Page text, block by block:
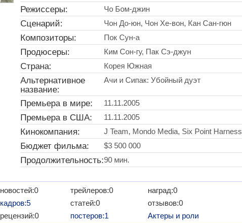
Режиссеры: Чо Бом-джин
Сценарий: Чон До-юн, Чон Хе-вон, Кан Сан-гюн
Композиторы: Пок Сун-а
Продюсеры: Ким Сон-гу, Пак Сэ-джун
Страна: Корея Южная
Альтернативное
название:
Ачи и Сипак: Убойный дуэт
Премьера в мире: 11.11.2005
Премьера в США: 11.11.2005
Кинокомпания: J Team, Mondo Media, Six Point Harness
Бюджет фильма: $3 500 000
Продолжительность:90 мин.
новостей:0
кадров:5
рецензий:0
трейлеров:0
статей:0
постеров:1
наград:0
отзывов:0
Актеры и роли